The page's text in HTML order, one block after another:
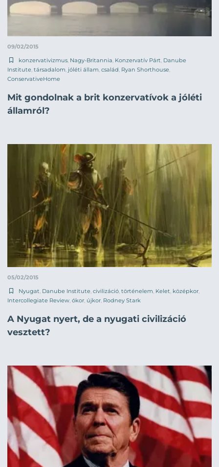
09/02/2015
konzervativizmus Nagy-Britannia Konzervatív Párt Danube
Institute társadalom jóléti állam család Ryan Shorthouse
ConservativeHome
Mit gondolnak a brit konzervatívok a jóléti
államról?
05/02/2015
Nyugat, Danube Institute, civilizáció, történelem, Kelet, középkor,
Intercollegiate Review, ókor, újkor, Rodney Stark
A Nyugat nyert, de a nyugati civilizáció
vesztett?